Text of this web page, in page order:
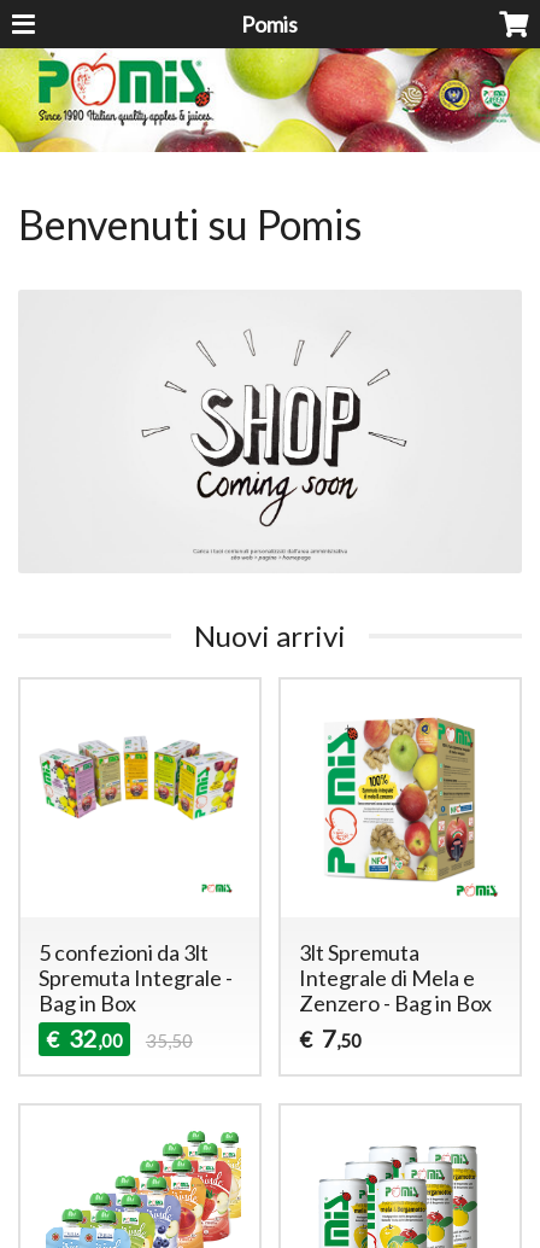
Pomis
Benvenuti su Pomis
Nuovi arrivi
5 confezioni da 3lt
Spremuta Integrale -
Bag in Box
€ 32,00 35,50
3lt Spremuta
Integrale di Mela e
Zenzero - Bag in Box
€ 7,50